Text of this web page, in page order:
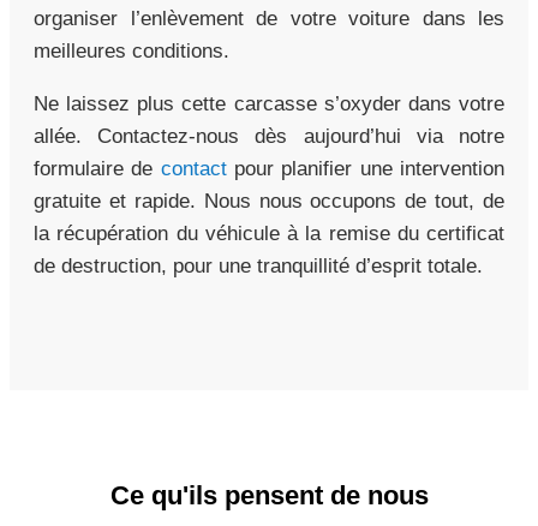
organiser l’enlèvement de votre voiture dans les
meilleures conditions.
Ne laissez plus cette carcasse s’oxyder dans votre
allée. Contactez-nous dès aujourd’hui via notre
formulaire de contactpour planifier une intervention
gratuite et rapide. Nous nous occupons de tout, de
la récupération du véhicule à la remise du certificat
de destruction, pour une tranquillité d’esprit totale.
Ce qu'ils pensent de nous